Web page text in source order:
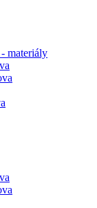
materiály